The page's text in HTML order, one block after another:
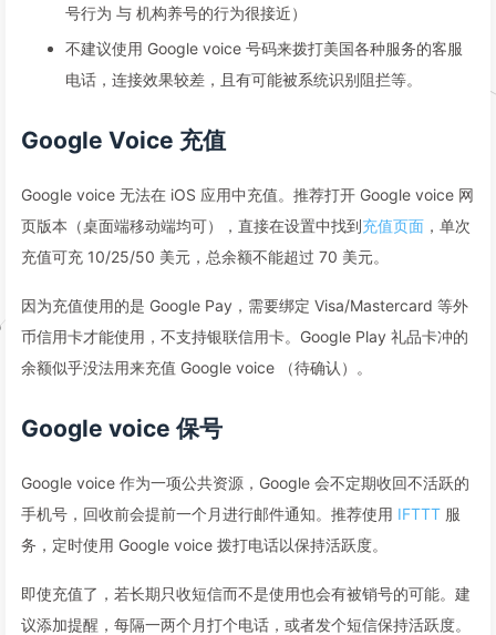
号行为 与 机构养号的行为很接近）
不建议使用 Google voice 号码来拨打美国各种服务的客服
电话，连接效果较差，且有可能被系统识别阻拦等。
Google Voice 充值
Google voice 无法在 iOS 应用中充值。推荐打开 Google voice 网
页版本（桌面端移动端均可），直接在设置中找到充值页面 ，单次
充值可充 10/25/50 美元，总余额不能超过 70 美元。
因为充值使用的是 Google Pay，需要绑定 Visa/Mastercard 等外
币信用卡才能使用，不支持银联信用卡。Google Play 礼品卡冲的
余额似乎没法用来充值 Google voice （待确认）。
Google voice 保号
Google voice 作为一项公共资源，Google 会不定期收回不活跃的
手机号，回收前会提前一个月进行邮件通知。推荐使用 IFTTT 服
务，定时使用 Google voice 拨打电话以保持活跃度。
即使充值了，若长期只收短信而不是使用也会有被销号的可能。建
议添加提醒，每隔一两个月打个电话，或者发个短信保持活跃度。